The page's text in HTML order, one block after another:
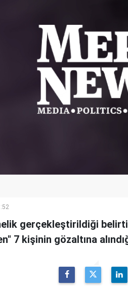
gerçekleştirildiği
7 kişinin gözaltına